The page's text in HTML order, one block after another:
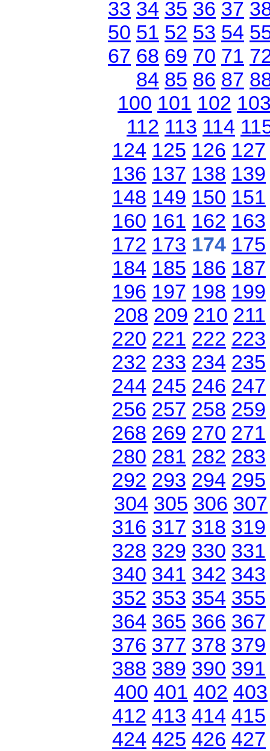
33 34 35 36 37
50 51 52 53 54
67 68 69 70 71
84 85 86 87
100 101 102
112 113 114
124 125 126 127
136 137 138 139
148 149 150 151
160 161 162 163
172 173 174 175
184 185 186 187
196 197 198 199
208 209 210 211
220 221 222 223
232 233 234 235
244 245 246 247
256 257 258 259
268 269 270 271
280 281 282 283
292 293 294 295
304 305 306 307
316 317 318 319
328 329 330 331
340 341 342 343
352 353 354 355
364 365 366 367
376 377 378 379
388 389 390 391
400 401 402 403
412 413 414 415
424 425 426 427